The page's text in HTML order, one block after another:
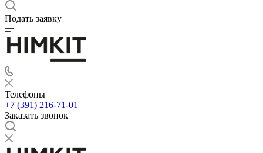
Подать заявку
Телефоны
+7 (391) 216-71-01
Заказать звонок